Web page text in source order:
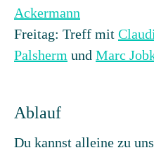
Ackermann
Freitag: Treff mit
Palsherm und Marc
Ablauf
Du kannst alleine zu